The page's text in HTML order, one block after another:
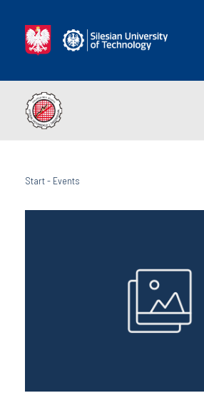
Start- Events